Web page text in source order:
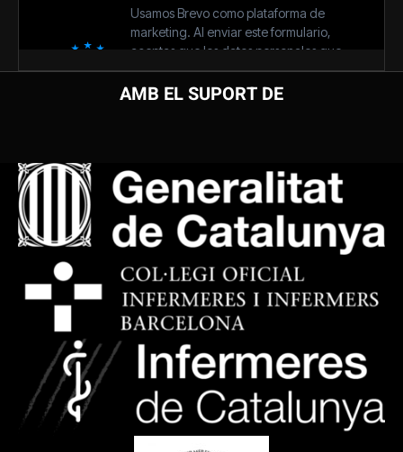
AMB EL SUPORT DE